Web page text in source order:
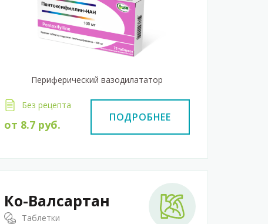
Периферический вазодилататор
Без рецепта
от 8.7 руб.
ПОДРОБНЕЕ
Ко-Валсартан
Таблетки